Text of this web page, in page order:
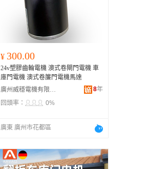
¥ 300.00
24v塑膠齒輪電機 澳式卷閘門電機 車
庫門電機 澳式卷簾門電機馬達
廣州威穩電機有限公司
8年
回頭率：
0%
廣東 廣州市花都區